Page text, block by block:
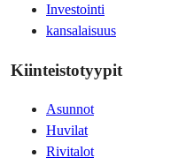
Investointi
kansalaisuus
Kiinteistotyypit
Asunnot
Huvilat
Rivitalot